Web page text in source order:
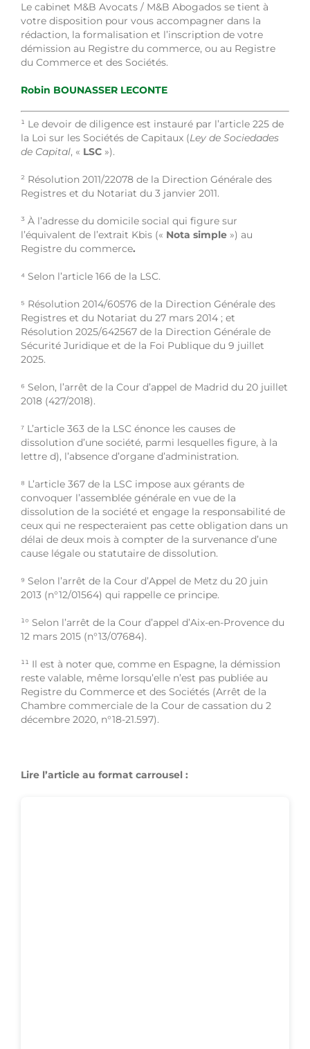
Le cabinet M&B Avocats / M&B Abogados se tient à
votre disposition pour vous accompagner dans la
rédaction, la formalisation et l’inscription de votre
démission au Registre du commerce, ou au Registre
du Commerce et des Sociétés.
Robin BOUNASSER LECONTE
¹ Le devoir de diligence est instauré par l’article 225 de
la Loi sur les Sociétés de Capitaux (Ley de Sociedades
de Capital, « LSC »).
² Résolution 2011/22078 de la Direction Générale des
Registres et du Notariat du 3 janvier 2011.
³ À l’adresse du domicile social qui figure sur
l’équivalent de l’extrait Kbis (« Nota simple ») au
Registre du commerce.
⁴ Selon l’article 166 de la LSC.
⁵ Résolution 2014/60576 de la Direction Générale des
Registres et du Notariat du 27 mars 2014 ; et
Résolution 2025/642567 de la Direction Générale de
Sécurité Juridique et de la Foi Publique du 9 juillet
2025.
⁶ Selon, l’arrêt de la Cour d’appel de Madrid du 20 juillet
2018 (427/2018).
⁷ L’article 363 de la LSC énonce les causes de
dissolution d’une société, parmi lesquelles figure, à la
lettre d), l’absence d’organe d’administration.
⁸ L’article 367 de la LSC impose aux gérants de
convoquer l’assemblée générale en vue de la
dissolution de la société et engage la responsabilité de
ceux qui ne respecteraient pas cette obligation dans un
délai de deux mois à compter de la survenance d’une
cause légale ou statutaire de dissolution.
⁹ Selon l’arrêt de la Cour d’Appel de Metz du 20 juin
2013 (n°12/01564) qui rappelle ce principe.
¹° Selon l’arrêt de la Cour d’appel d’Aix-en-Provence du
12 mars 2015 (n°13/07684).
¹¹ Il est à noter que, comme en Espagne, la démission
reste valable, même lorsqu’elle n’est pas publiée au
Registre du Commerce et des Sociétés (Arrêt de la
Chambre commerciale de la Cour de cassation du 2
décembre 2020, n°18-21.597).
Lire l’article au format carrousel :